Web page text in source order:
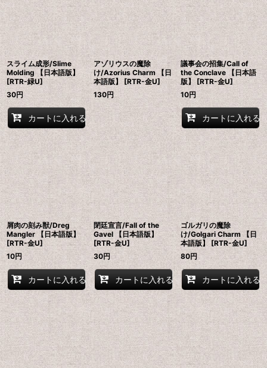
スライム成形/Slime
Molding 【日本語版】
[RTR-緑U]
30円
カートに入れる
アゾリウスの魔除
け/Azorius Charm 【日
本語版】 [RTR-金U]
130円
議事会の招集/Call of
the Conclave 【日本語
版】 [RTR-金U]
10円
カートに入れる
屑肉の刻み獣/Dreg
Mangler 【日本語版】
[RTR-金U]
10円
カートに入れる
閉廷宣言/Fall of the
Gavel 【日本語版】
[RTR-金U]
30円
カートに入れる
ゴルガリの魔除
け/Golgari Charm 【日
本語版】 [RTR-金U]
80円
カートに入れる